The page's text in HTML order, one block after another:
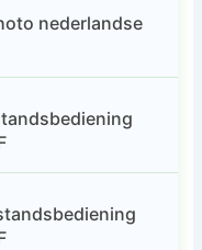
nederlandse